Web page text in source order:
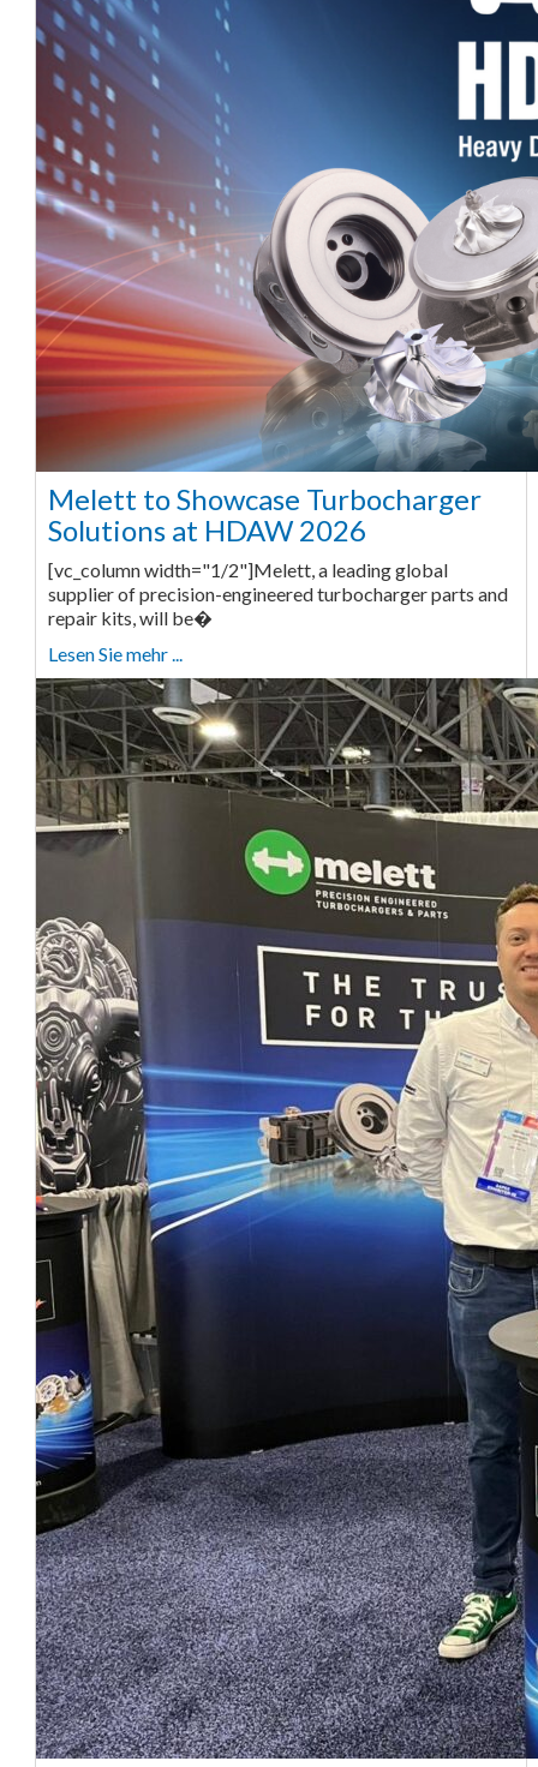
Melett to Showcase Turbocharger
Solutions at HDAW 2026
[vc_column width="1/2"]Melett, a leading global
supplier of precision-engineered turbocharger parts and
repair kits, will be�
Lesen Sie mehr ...